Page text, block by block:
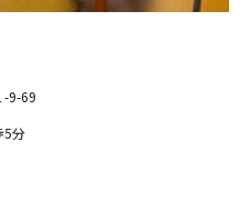
-9-69
5分